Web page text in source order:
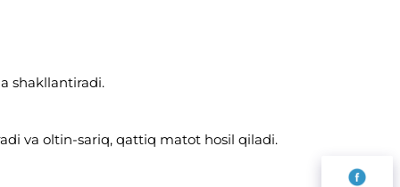
shakllantiradi.
va oltin-sariq, qattiq matot hosil qiladi.